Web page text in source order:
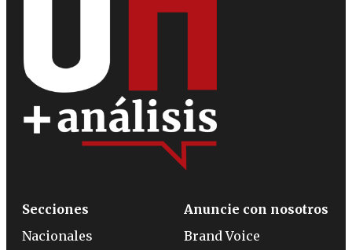
Secciones
Nacionales
Anuncie con nosotros
Brand Voice